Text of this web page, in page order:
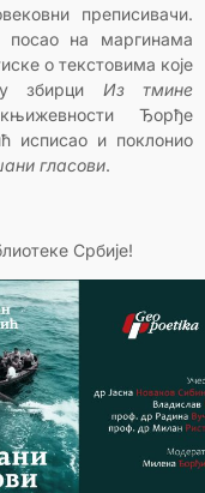
преписивачи.
на маргинама
о текстовима које
збирци Из тмине
Ђорђе
исписао и поклонио
гласови.
Србије!